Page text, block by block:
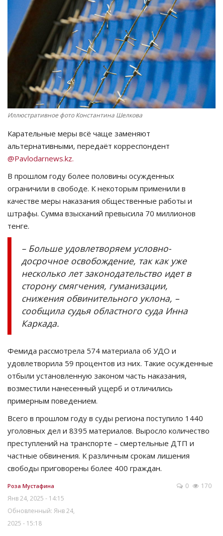
СПОРТ
Чек-лист
РАЗВЛЕЧЕНИЯ
OFFICIAL
Курултай
Язык
Қазақша Русский
Иллюстративное фото Константина Шелкова
Карательные меры всё чаще заменяют
альтернативными, передаёт корреспондент
@Pavlodarnews.kz.
В прошлом году более половины осужденных
ограничили в свободе. К некоторым применили в
качестве меры наказания общественные работы и
штрафы. Сумма взысканий превысила 70 миллионов
тенге.
– Больше удовлетворяем условно-
досрочное освобождение, так как уже
несколько лет законодательство идет в
сторону смягчения, гуманизации,
снижения обвинительного уклона, –
сообщила судья областного суда Инна
Каркада.
Фемида рассмотрела 574 материала об УДО и
удовлетворила 59 процентов из них. Такие осужденные
отбыли установленную законом часть наказания,
возместили нанесенный ущерб и отличились
примерным поведением.
Всего в прошлом году в суды региона поступило 1440
уголовных дел и 8395 материалов. Выросло количество
преступлений на транспорте – смертельные ДТП и
частные обвинения. К различным срокам лишения
свободы приговорены более 400 граждан.
Роза Мустафина
Янв 24, 2025 - 14:15
Обновленный: Янв 24,
2025 - 15:18
0 170